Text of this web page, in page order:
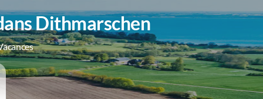
Dithmarschen